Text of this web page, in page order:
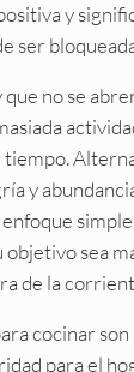
y
ser
no se
y
sea
de la
cocinar
para el